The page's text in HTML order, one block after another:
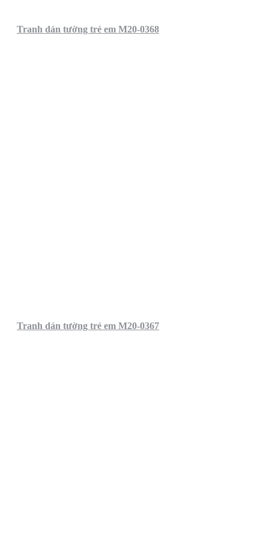
Tranh dán tường trẻ em M20-0368
Tranh dán tường trẻ em M20-0367